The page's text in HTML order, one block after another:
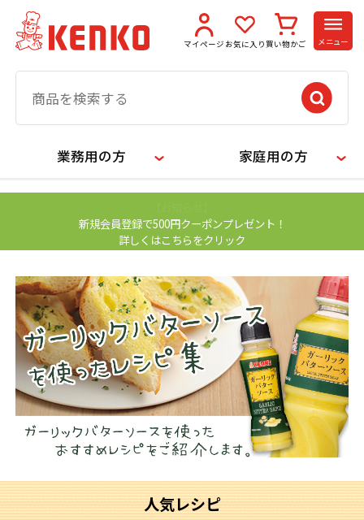
マイページ お気に入り 買い物かご メニュー
業務用の方 家庭用の方
新規会員登録で500円クーポンプレゼント！
詳しくはこちらをクリック
人気レシピ